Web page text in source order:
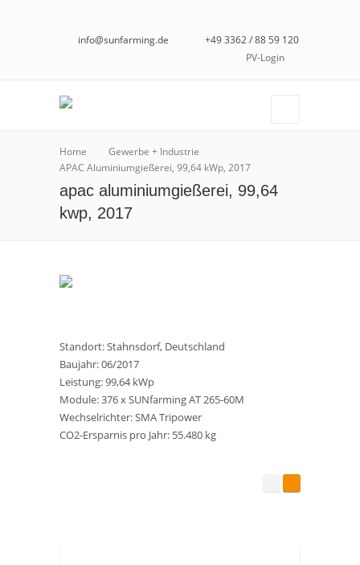
info@sunfarming.de
+49 3362 / 88 59 120
PV-Login
Home
Gewerbe + Industrie
APAC Aluminiumgießerei, 99,64 kWp, 2017
apac aluminiumgießerei, 99,64
kwp, 2017
Standort: Stahnsdorf, Deutschland
Baujahr: 06/2017
Leistung: 99,64 kWp
Module: 376 x SUNfarming AT 265-60M
Wechselrichter: SMA Tripower
CO2-Ersparnis pro Jahr: 55.480 kg